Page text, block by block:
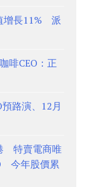
增長11% 派
啡CEO：正
路演、12月
特賣電商唯
今年股價累